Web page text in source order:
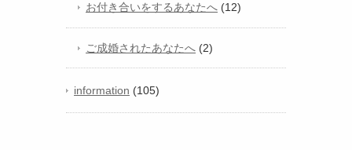
お付き合いをするあなたへ (12)
ご成婚されたあなたへ (2)
information (105)